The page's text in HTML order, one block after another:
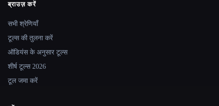
Site navigation
ब्राउज़ करें
सभी श्रेणियाँ
टूल्स की तुलना करें
ऑडियंस के अनुसार टूल्स
शीर्ष टूल्स 2026
टूल जमा करें